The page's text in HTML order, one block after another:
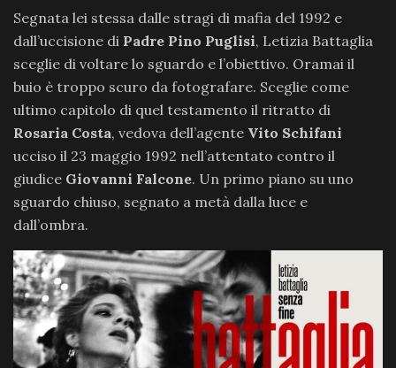
Segnata lei stessa dalle stragi di mafia del 1992 e
dall’uccisione di Padre Pino Puglisi, Letizia Battaglia
sceglie di voltare lo sguardo e l’obiettivo. Oramai il
buio è troppo scuro da fotografare. Sceglie come
ultimo capitolo di quel testamento il ritratto di
Rosaria Costa, vedova dell’agente Vito Schifani
ucciso il 23 maggio 1992 nell’attentato contro il
giudice Giovanni Falcone. Un primo piano su uno
sguardo chiuso, segnato a metà dalla luce e
dall’ombra.